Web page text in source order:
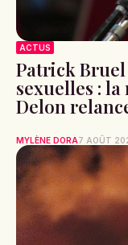
ACTUS
Patrick Bruel
sexuelles :
Delon
MYLÈNE DORA7 AOÛT